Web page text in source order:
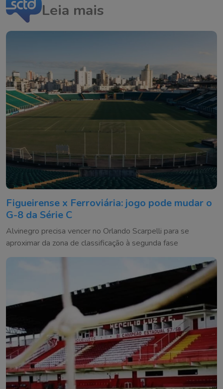
Leia mais
Figueirense x Ferroviária: jogo pode mudar o
G-8 da Série C
Alvinegro precisa vencer no Orlando Scarpelli para se
aproximar da zona de classificação à segunda fase